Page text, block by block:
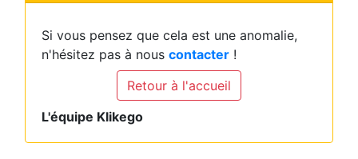
Si vous pensez que cela est une anomalie,
n'hésitez pas à nous contacter !
Retour à l'accueil
L'équipe Klikego